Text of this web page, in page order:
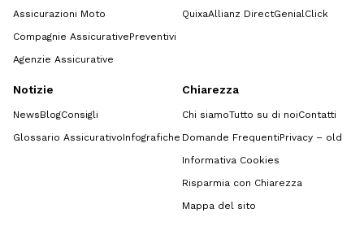
Assicurazioni Moto
Compagnie AssicurativePreventivi
Agenzie Assicurative
QuixaAllianz DirectGenialClick
Notizie
NewsBlogConsigli
Glossario AssicurativoInfografiche
Chiarezza
Chi siamoTutto su di noiContatti
Domande FrequentiPrivacy – old
Informativa Cookies
Risparmia con Chiarezza
Mappa del sito